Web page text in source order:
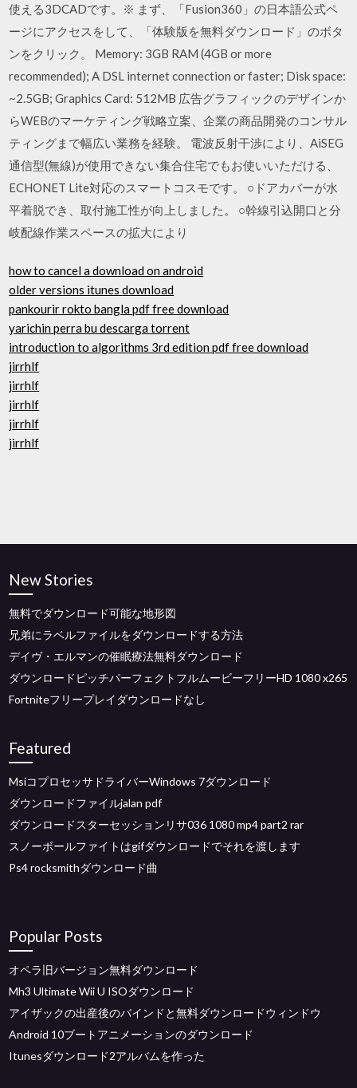
使える3DCADです。※ まず、「Fusion360」の日本語公式ペ
ージにアクセスをして、「体験版を無料ダウンロード」のボタ
ンをクリック。 Memory: 3GB RAM (4GB or more
recommended); A DSL internet connection or faster; Disk space:
~2.5GB; Graphics Card: 512MB 広告グラフィックのデザインか
らWEBのマーケティング戦略立案、企業の商品開発のコンサル
ティングまで幅広い業務を経験。 電波反射干渉により、AiSEG
通信型(無線)が使用できない集合住宅でもお使いいただける、
ECHONET Lite対応のスマートコスモです。 ○ドアカバーが水
平着脱でき、取付施工性が向上しました。 ○幹線引込開口と分
岐配線作業スペースの拡大により
how to cancel a download on android
older versions itunes download
pankourir rokto bangla pdf free download
yarichin perra bu descarga torrent
introduction to algorithms 3rd edition pdf free download
jirrhlf
jirrhlf
jirrhlf
jirrhlf
jirrhlf
New Stories
無料でダウンロード可能な地形図
兄弟にラベルファイルをダウンロードする方法
デイヴ・エルマンの催眠療法無料ダウンロード
ダウンロードピッチパーフェクトフルムービーフリーHD 1080 x265
Fortniteフリープレイダウンロードなし
Featured
MsiコプロセッサドライバーWindows 7ダウンロード
ダウンロードファイルjalan pdf
ダウンロードスターセッションリサ036 1080 mp4 part2 rar
スノーボールファイトはgifダウンロードでそれを渡します
Ps4 rocksmithダウンロード曲
Popular Posts
オペラ旧バージョン無料ダウンロード
Mh3 Ultimate Wii U ISOダウンロード
アイザックの出産後のバインドと無料ダウンロードウィンドウ
Android 10ブートアニメーションのダウンロード
Itunesダウンロード2アルバムを作った